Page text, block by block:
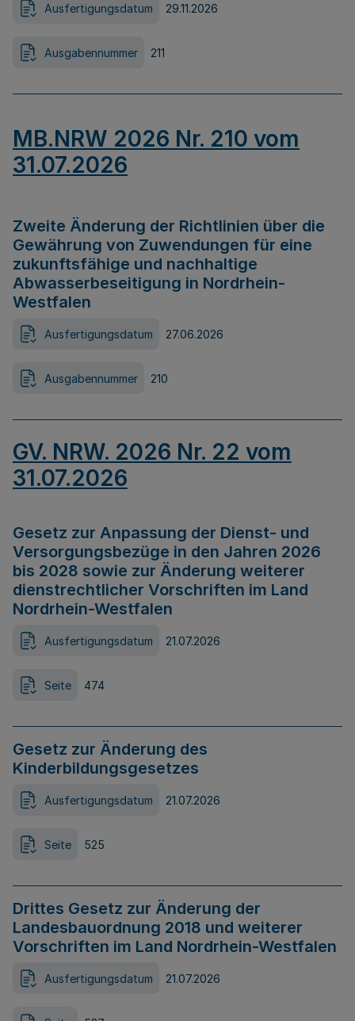
Ausfertigungsdatum 29.11.2026
Ausgabennummer 211
MB.NRW 2026 Nr. 210 vom
31.07.2026
Zweite Änderung der Richtlinien über die
Gewährung von Zuwendungen für eine
zukunftsfähige und nachhaltige
Abwasserbeseitigung in Nordrhein-
Westfalen
Ausfertigungsdatum 27.06.2026
Ausgabennummer 210
GV. NRW. 2026 Nr. 22 vom
31.07.2026
Gesetz zur Anpassung der Dienst- und
Versorgungsbezüge in den Jahren 2026
bis 2028 sowie zur Änderung weiterer
dienstrechtlicher Vorschriften im Land
Nordrhein-Westfalen
Ausfertigungsdatum 21.07.2026
Seite 474
Gesetz zur Änderung des
Kinderbildungsgesetzes
Ausfertigungsdatum 21.07.2026
Seite 525
Drittes Gesetz zur Änderung der
Landesbauordnung 2018 und weiterer
Vorschriften im Land Nordrhein-Westfalen
Ausfertigungsdatum 21.07.2026